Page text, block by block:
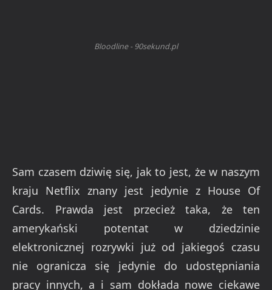
Bloodline - 90sekund.pl
Sam czasem dziwię się, jak to jest, że w naszym
kraju Netflix znany jest jedynie z House Of
Cards. Prawda jest przecież taka, że ten
amerykański potentat w dziedzinie
elektronicznej rozrywki już od jakiegoś czasu
nie ogranicza się jedynie do udostępniania
pracy innych, a i sam dokłada nowe ciekawe